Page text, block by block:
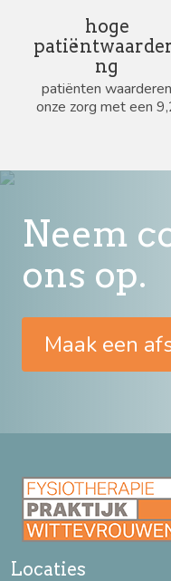
hoge
ng
patiënten waarderen
onze zorg met een
Neem
ons op.
Maak een
Locaties